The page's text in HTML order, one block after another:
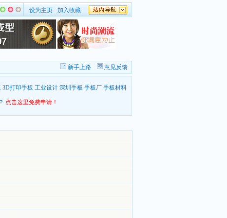
设为主页 加入收藏
新手上路 意见反馈
3D打印手板 工业设计 深圳手板 手板厂 手板材料
点击这里免费申请！